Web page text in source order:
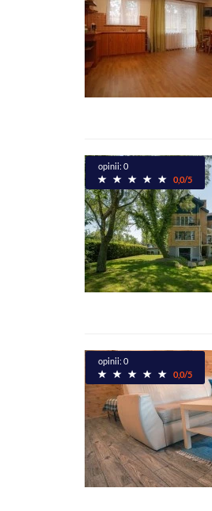
opinii: 0
0,0/5
opinii: 0
0,0/5